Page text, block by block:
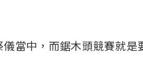
當中，而鋸木頭競賽就是